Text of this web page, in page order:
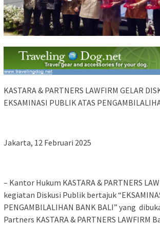
KASTARA & PARTNERS LAWFIRM GELAR
EKSAMINASI PUBLIK ATAS
Jakarta, 12 Februari 2025
– Kantor Hukum KASTARA & PARTNERS
kegiatan Diskusi Publik bertajuk
PENGAMBILALIHAN BANK BALI” yang
Partners KASTARA & PARTNERS LAWFIRM